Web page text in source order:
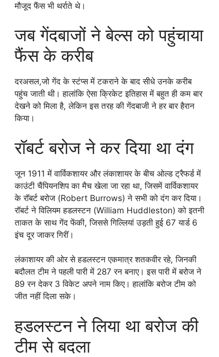
मौजूद फैंस भी थर्राते थे।
जब गेंदबाजों ने बेल्स को पहुंचाया
फैंस के करीब
दरअसल,जो गेंद के स्टंप्स में टकराने के बाद सीधे उनके करीब
पहुंच जाती थी। हालांकि ऐसा क्रिकेट इतिहास में बहुत ही कम बार
देखने को मिला है, लेकिन इस तरह की गेंदबाजी ने हर बार हैरान
किया।
रॉबर्ट बरोज ने कर दिया था दंग
जून 1911 में वार्विकशायर और लंकाशायर के बीच ओल्ड ट्रैफर्ड में
काउंटी चैंपियनशिप का मैच खेला जा रहा था, जिसमें वार्विकशायर
के रॉबर्ट बरोज (Robert Burrows) ने सभी को दंग कर दिया।
रॉबर्ट ने विलियम हडलस्टन (William Huddleston) को इतनी
ताकत के साथ गेंद फेंकी, जिससे गिल्लियां उड़ती हुई 67 यार्ड 6
इंच दूर जाकर गिरीं।
लंकाशायर की ओर से हडलस्टन एकमात्र शतकवीर रहे, जिनकी
बदौलत टीम ने पहली पारी में 287 रन बनाए। इस पारी में बरोज ने
89 रन देकर 3 विकेट अपने नाम किए। हालांकि बरोज टीम को
जीत नहीं दिला सके।
हडलस्टन ने लिया था बरोज की
टीम से बदला